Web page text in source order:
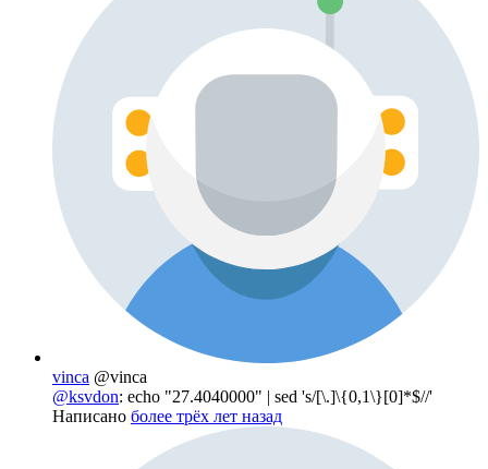
vinca @vinca
@ksvdon: echo "27.4040000" | sed 's/[\.]\{0,1\}[0]*$//'
Написано более трёх лет назад